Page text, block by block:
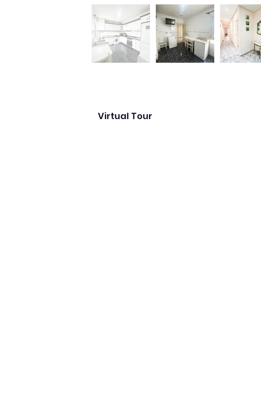
Virtual Tour